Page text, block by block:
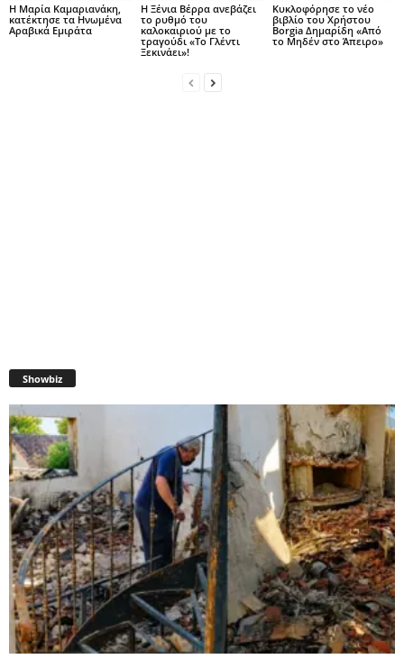
Η Μαρία Καμαριανάκη,
κατέκτησε τα Ηνωμένα
Αραβικά Εμιράτα
Η Ξένια Βέρρα ανεβάζει
το ρυθμό του
καλοκαιριού με το
τραγούδι «Το Γλέντι
Ξεκινάει»!
Κυκλοφόρησε το νέο
βιβλίο του Χρήστου
Borgia Δημαρίδη «Από
το Μηδέν στο Άπειρο»
Showbiz